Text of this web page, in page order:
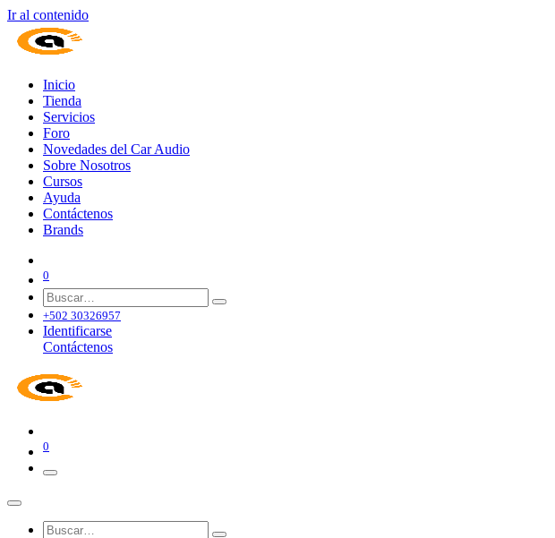
Ir al contenido
Inicio
Tienda
Servicios
Foro
Novedades del Car Audio
Sobre Nosotros
Cursos
Ayuda
Contáctenos
Brands
0
+502 30326957
Identificarse
Contáctenos
0